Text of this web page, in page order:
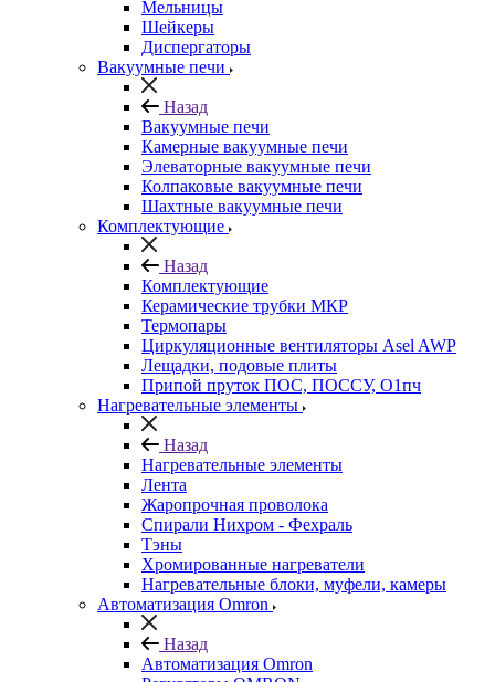
Мельницы
Шейкеры
Диспергаторы
Вакуумные печи
Назад
Вакуумные печи
Камерные вакуумные печи
Элеваторные вакуумные печи
Колпаковые вакуумные печи
Шахтные вакуумные печи
Комплектующие
Назад
Комплектующие
Керамические трубки МКР
Термопары
Циркуляционные вентиляторы Asel AWP
Лещадки, подовые плиты
Припой пруток ПОС, ПОССУ, О1пч
Нагревательные элементы
Назад
Нагревательные элементы
Лента
Жаропрочная проволока
Спирали Нихром - Фехраль
Тэны
Хромированные нагреватели
Нагревательные блоки, муфели, камеры
Автоматизация Omron
Назад
Автоматизация Omron